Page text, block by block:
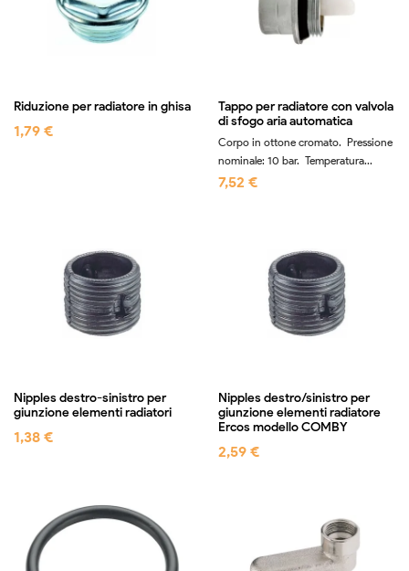
Riduzione per radiatore in ghisa
1,79 €
Tappo per radiatore con valvola
di sfogo aria automatica
Corpo in ottone cromato. Pressione
nominale: 10 bar. Temperatura...
7,52 €
Nipples destro-sinistro per
giunzione elementi radiatori
1,38 €
Nipples destro/sinistro per
giunzione elementi radiatore
Ercos modello COMBY
2,59 €